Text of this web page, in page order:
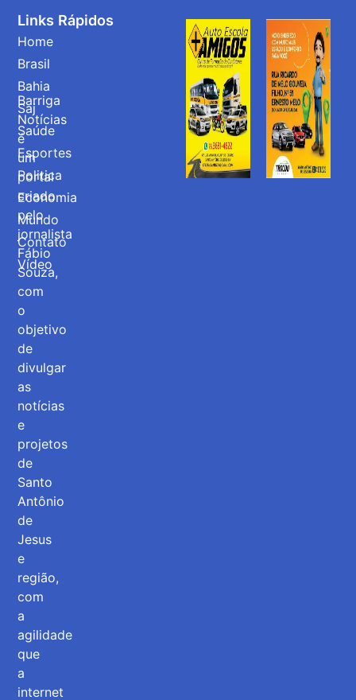
Barriga
Notícias
é
um
portal
criado
pelo
jornalista
Fábio
Souza,
com
o
objetivo
de
divulgar
as
notícias
e
projetos
de
Santo
Antônio
de
Jesus
e
região,
com
a
agilidade
que
a
internet
Links Rápidos
Home
Brasil
Bahia
Saj
Saúde
Esportes
Politica
Economia
Mundo
Contato
Vídeo